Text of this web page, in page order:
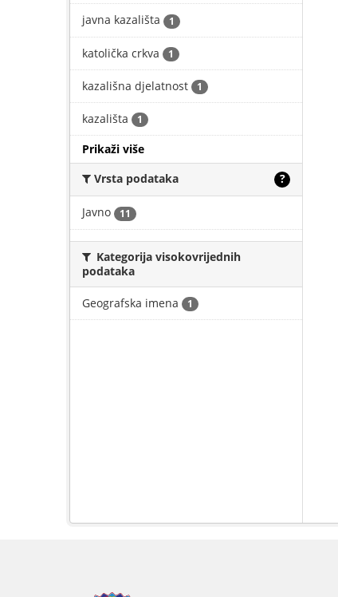
javna kazališta 1
katolička crkva 1
kazališna djelatnost 1
kazališta 1
Prikaži više
Vrsta podataka
?
Javno 11
Kategorija visokovrijednih
podataka
Geografska imena 1